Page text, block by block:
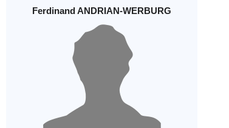
Ferdinand ANDRIAN-WERBURG